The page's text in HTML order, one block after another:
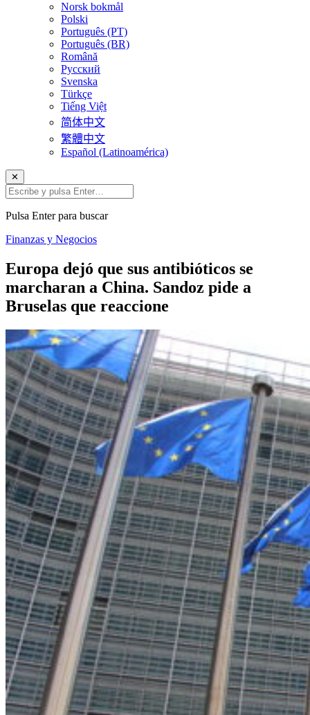
Norsk bokmål
Polski
Português (PT)
Português (BR)
Română
Русский
Svenska
Türkçe
Tiếng Việt
简体中文
繁體中文
Español (Latinoamérica)
✕
Pulsa Enter para buscar
Finanzas y Negocios
Europa dejó que sus antibióticos se
marcharan a China. Sandoz pide a
Bruselas que reaccione